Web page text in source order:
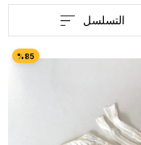
التسلسل